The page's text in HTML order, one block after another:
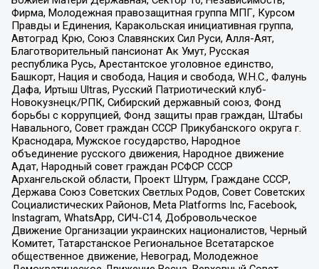
Фирма, Молодежная правозащитная группа МПГ, Курсом
Правды и Единения, Каракольская инициативная группа,
Автоград Крю, Союз Славянских Сил Руси, Алля-Аят,
Благотворительный пансионат Ак Умут, Русская
республика Русь, Арестантское уголовное единство,
Башкорт, Нация и свобода, Нация и свобода, W.H.С., Фалунь
Дафа, Иртыш Ultras, Русский Патриотический клуб-
Новокузнецк/РПК, Сибирский державный союз, Фонд
борьбы с коррупцией, Фонд защиты прав граждан, Штабы
Навального, Совет граждан СССР Прикубанского округа г.
Краснодара, Мужское государство, Народное
объединение русского движения, Народное движение
Адат, Народный совет граждан РСФСР СССР
Архангельской области, Проект Штурм, Граждане СССР,
Держава Союз Советских Светлых Родов, Совет Советских
Социалистических Районов, Meta Platforms Inc, Facebook,
Instagram, WhatsApp, СИЧ-С14, Добровольческое
Движение Организации украинских националистов, Черный
Комитет, Татарстанское Региональное Всетатарское
общественное движение, Невоград, Молодежное